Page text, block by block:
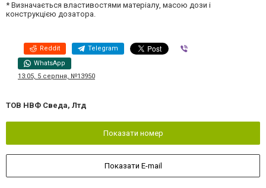
* Визначається властивостями матеріалу, масою дози і
конструкцією дозатора.
Reddit Telegram
WhatsApp
13:05, 5 серпня, №13950
ТОВ НВФ Сведа, Лтд
Показати номер
Показати E-mail